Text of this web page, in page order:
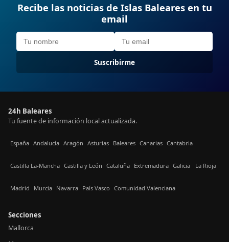
Recibe las noticias de Islas Baleares en tu
email
Suscribirme
24h Baleares
Tu fuente de información local actualizada.
España Andalucía Aragón Asturias Baleares Canarias Cantabria
Castilla La-Mancha Castilla y León Cataluña Extremadura Galicia La Rioja
Madrid Murcia Navarra País Vasco Comunidad Valenciana
Secciones
Mallorca